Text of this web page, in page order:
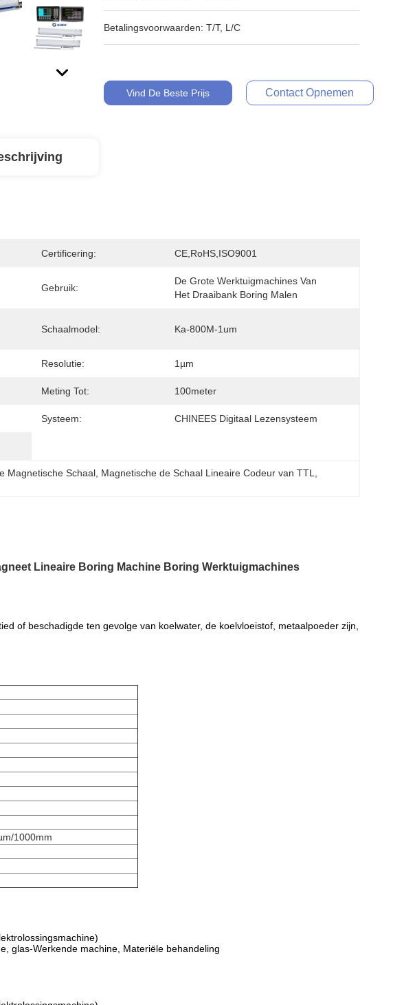
Betalingsvoorwaarden: T/T, L/C
Vind De Beste Prijs Contact Opnemen
Certificering: CE,RoHS,ISO9001
Gebruik:
De Grote Werktuigmachines Van
Het Draaibank Boring Malen
Schaalmodel: Ka-800M-1um
Resolutie: 1µm
Meting Tot: 100meter
Systeem: CHINEES Digitaal Lezensysteem
Magnetische Schaal Magnetische de Schaal Lineaire Codeur van TTL
Lineaire Boring Machine Boring Werktuigmachines
of beschadigde ten gevolge van koelwater, de koelvloeistof, metaalpoeder zijn,
1000mm
glas-Werkende machine, Materiële behandeling